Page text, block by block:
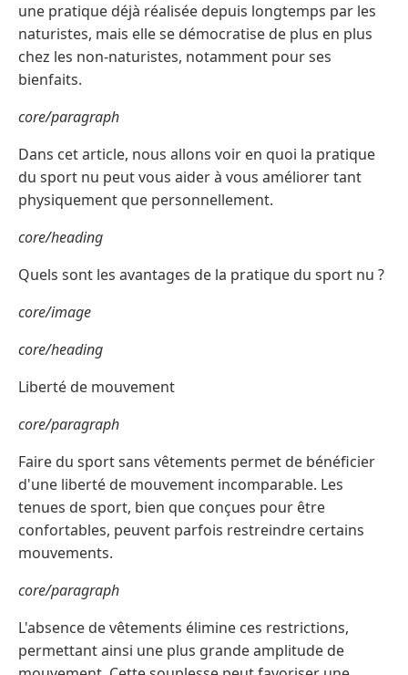
une pratique déjà réalisée depuis longtemps par les
naturistes, mais elle se démocratise de plus en plus
chez les non-naturistes, notamment pour ses
bienfaits.
core/paragraph
Dans cet article, nous allons voir en quoi la pratique
du sport nu peut vous aider à vous améliorer tant
physiquement que personnellement.
core/heading
Quels sont les avantages de la pratique du sport nu ?
core/image
core/heading
Liberté de mouvement
core/paragraph
Faire du sport sans vêtements permet de bénéficier
d'une liberté de mouvement incomparable. Les
tenues de sport, bien que conçues pour être
confortables, peuvent parfois restreindre certains
mouvements.
core/paragraph
L'absence de vêtements élimine ces restrictions,
permettant ainsi une plus grande amplitude de